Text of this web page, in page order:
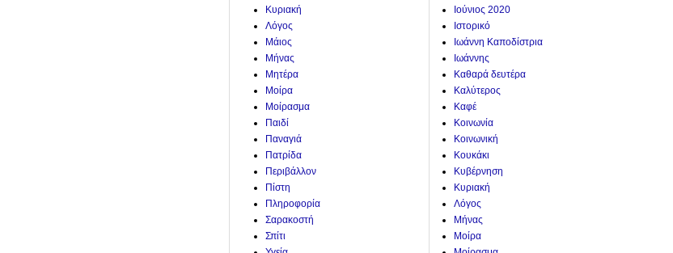
Κυριακή
Λόγος
Μάιος
Μήνας
Μητέρα
Μοίρα
Μοίρασμα
Παιδί
Παναγιά
Πατρίδα
Περιβάλλον
Πίστη
Πληροφορία
Σαρακοστή
Σπίτι
Ιούνιος 2020
Ιστορικό
Ιωάννη Καποδίστρια
Ιωάννης
Καθαρά δευτέρα
Καλύτερος
Καφέ
Κοινωνία
Κοινωνική
Κουκάκι
Κυβέρνηση
Κυριακή
Λόγος
Μήνας
Μοίρα